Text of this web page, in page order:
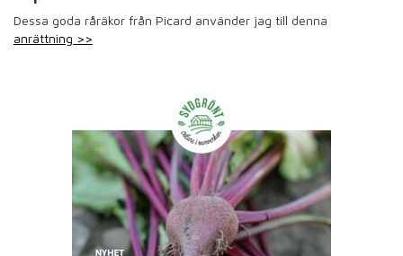
Dessa goda råräkor från Picard använder jag till denna
anrättning >>